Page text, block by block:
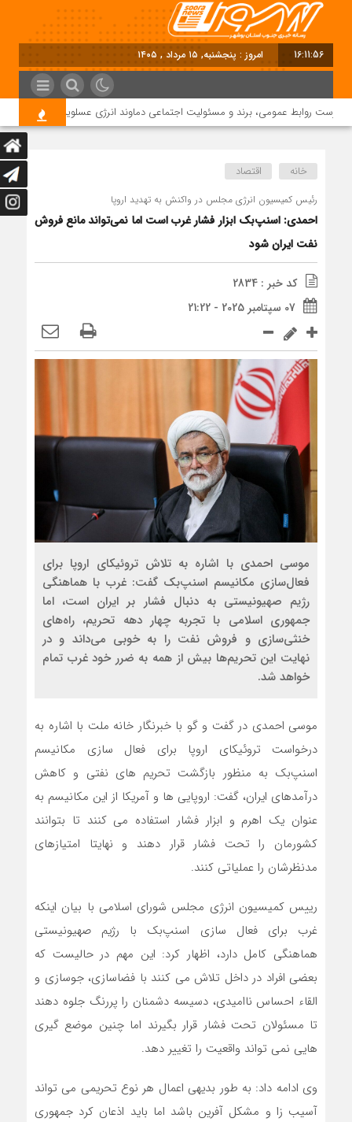
16:11:56 امروز : پنجشنبه, ۱۵ مرداد , ۱۴۰۵
روابط عمومی، برند و مسئولیت اجتماعی دماوند انرژی عسلویه شد
خانه اقتصاد
رئیس کمیسیون انرژی مجلس در واکنش به تهدید اروپا
احمدی: اسنپ‌بک ابزار فشار غرب است اما نمی‌تواند مانع فروش
نفت ایران شود
کد خبر : 2834
07 سپتامبر 2025 - 21:22
موسی احمدی با اشاره به تلاش تروئیکای اروپا برای
فعال‌سازی مکانیسم اسنپ‌بک گفت: غرب با هماهنگی
رژیم صهیونیستی به دنبال فشار بر ایران است، اما
جمهوری اسلامی با تجربه چهار دهه تحریم، راه‌های
خنثی‌سازی و فروش نفت را به خوبی می‌داند و در
نهایت این تحریم‌ها بیش از همه به ضرر خود غرب تمام
خواهد شد.
موسی احمدی در گفت و گو با خبرنگار خانه ملت با اشاره به
درخواست تروئیکای اروپا برای فعال سازی مکانیسم
اسنپ‌بک به منظور بازگشت تحریم های نفتی و کاهش
درآمدهای ایران، گفت: اروپایی ها و آمریکا از این مکانیسم به
عنوان یک اهرم و ابزار فشار استفاده می کنند تا بتوانند
کشورمان را تحت فشار قرار دهند و نهایتا امتیازهای
مدنظرشان را عملیاتی کنند.
رییس کمیسیون انرژی مجلس شورای اسلامی با بیان اینکه
غرب برای فعال سازی اسنپ‌بک با رژیم صهیونیستی
هماهنگی کامل دارد، اظهار کرد: این مهم در حالیست که
بعضی افراد در داخل تلاش می کنند با فضاسازی، جوسازی و
القاء احساس ناامیدی، دسیسه دشمنان را پررنگ جلوه دهند
تا مسئولان تحت فشار قرار بگیرند اما چنین موضع گیری
هایی نمی تواند واقعیت را تغییر دهد.
وی ادامه داد: به طور بدیهی اعمال هر نوع تحریمی می تواند
آسیب زا و مشکل آفرین باشد اما باید اذعان کرد جمهوری